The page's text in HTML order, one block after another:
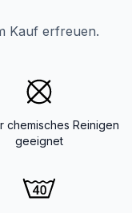
Kauf erfreuen.
chemisches Reinigen
geeignet